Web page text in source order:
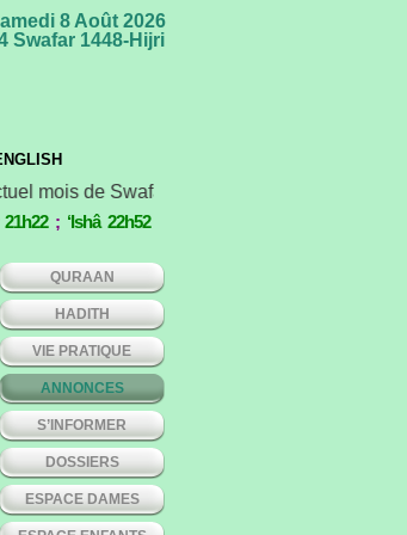
8 Août 2026
Swafar 1448-Hijri
mois de Swafar *** Concours international
21h22; ‘Ishâ 22h52
QURAAN
HADITH
VIE PRATIQUE
ANNONCES
S’INFORMER
DOSSIERS
ESPACE DAMES